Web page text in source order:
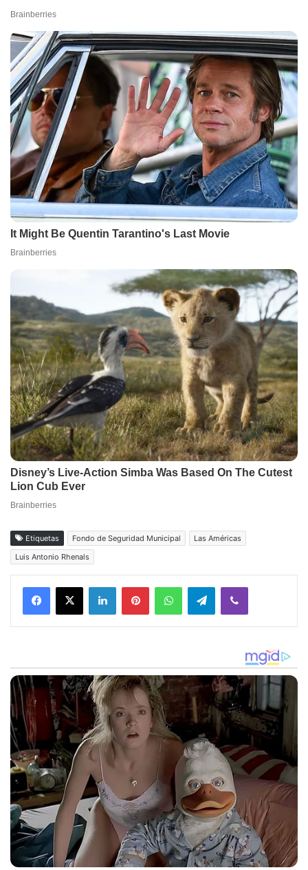
Etiquetas Fondo de Seguridad Municipal
Las Américas
Luis Antonio Rhenals
Facebook
X LinkedInPinterestWhatsAppTelegramViber